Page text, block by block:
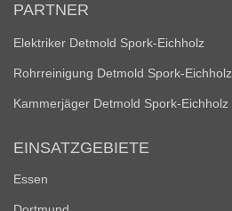
PARTNER
Elektriker Detmold Spork-Eichholz
Rohrreinigung Detmold Spork-Eichholz
Kammerjäger Detmold Spork-Eichholz
EINSATZGEBIETE
Essen